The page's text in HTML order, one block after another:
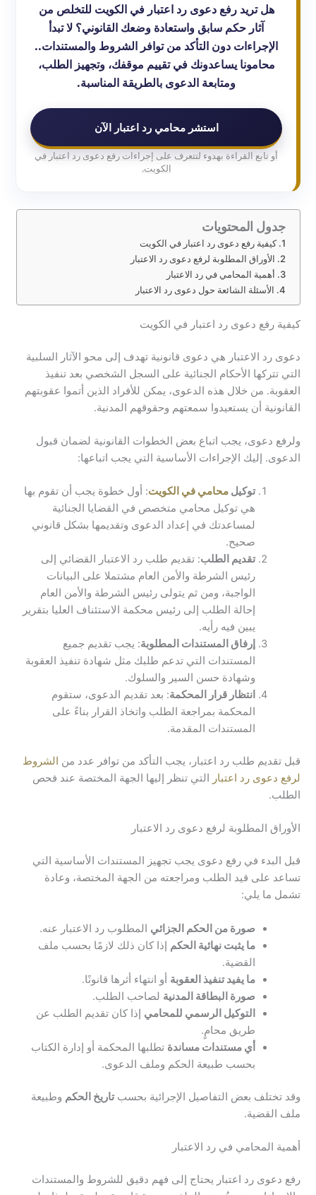
هل تريد رفع دعوى رد اعتبار في الكويت للتخلص من
آثار حكم سابق واستعادة وضعك القانوني؟ لا تبدأ
الإجراءات دون التأكد من توافر الشروط والمستندات..
محامونا يساعدونك في تقييم موقفك، وتجهيز الطلب،
ومتابعة الدعوى بالطريقة المناسبة.
استشر محامي رد اعتبار الآن
أو تابع القراءة بهدوء لتتعرف على إجراءات رفع دعوى رد اعتبار في
الكويت.
جدول المحتويات
كيفية رفع دعوى رد اعتبار في الكويت
الأوراق المطلوبة لرفع دعوى رد الاعتبار
أهمية المحامي في رد الاعتبار
الأسئلة الشائعة حول دعوى رد الاعتبار
كيفية رفع دعوى رد اعتبار في الكويت
دعوى رد الاعتبار هي دعوى قانونية تهدف إلى محو الآثار السلبية
التي تتركها الأحكام الجنائية على السجل الشخصي بعد تنفيذ
العقوبة. من خلال هذه الدعوى، يمكن للأفراد الذين أتموا عقوبتهم
القانونية أن يستعيدوا سمعتهم وحقوقهم المدنية.
ولرفع دعوى، يجب اتباع بعض الخطوات القانونية لضمان قبول
الدعوى. إليك الإجراءات الأساسية التي يجب اتباعها:
توكيلمحامي في الكويت: أول خطوة يجب أن تقوم بها
هي توكيل محامي متخصص في القضايا الجنائية
لمساعدتك في إعداد الدعوى وتقديمها بشكل قانوني
صحيح.
تقديم الطلب: تقديم طلب رد الاعتبار القضائي إلى
رئيس الشرطة والأمن العام مشتملا على البيانات
الواجبة، ومن ثم يتولى رئيس الشرطة والأمن العام
إحالة الطلب إلى رئيس محكمة الاستئناف العليا بتقرير
يبين فيه رأيه.
إرفاق المستندات المطلوبة: يجب تقديم جميع
المستندات التي تدعم طلبك مثل شهادة تنفيذ العقوبة
وشهادة حسن السير والسلوك.
انتظار قرار المحكمة: بعد تقديم الدعوى، ستقوم
المحكمة بمراجعة الطلب واتخاذ القرار بناءً على
المستندات المقدمة.
قبل تقديم طلب رد اعتبار، يجب التأكد من توافر عدد من الشروط
لرفع دعوى رد اعتبار التي تنظر إليها الجهة المختصة عند فحص
الطلب.
الأوراق المطلوبة لرفع دعوى رد الاعتبار
قبل البدء في رفع دعوى يجب تجهيز المستندات الأساسية التي
تساعد على قيد الطلب ومراجعته من الجهة المختصة، وعادة
تشمل ما يلي:
صورة من الحكم الجزائي المطلوب رد الاعتبار عنه.
ما يثبت نهائية الحكم إذا كان ذلك لازمًا بحسب ملف
القضية.
ما يفيد تنفيذ العقوبة أو انتهاء أثرها قانونًا.
صورة البطاقة المدنية لصاحب الطلب.
التوكيل الرسمي للمحامي إذا كان تقديم الطلب عن
طريق محامٍ.
أي مستندات مساندة تطلبها المحكمة أو إدارة الكتاب
بحسب طبيعة الحكم وملف الدعوى.
وقد تختلف بعض التفاصيل الإجرائية بحسبتاريخ الحكم وطبيعة
ملف القضية.
أهمية المحامي في رد الاعتبار
رفع دعوى رد اعتبار يحتاج إلى فهم دقيق للشروط والمستندات